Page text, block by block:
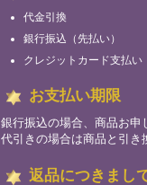
代金引換
銀行振込（先払い）
クレジットカード支払い
お支払い期限
銀行振込の場合、商品お申
代引きの場合は商品と引き
返品につきまし